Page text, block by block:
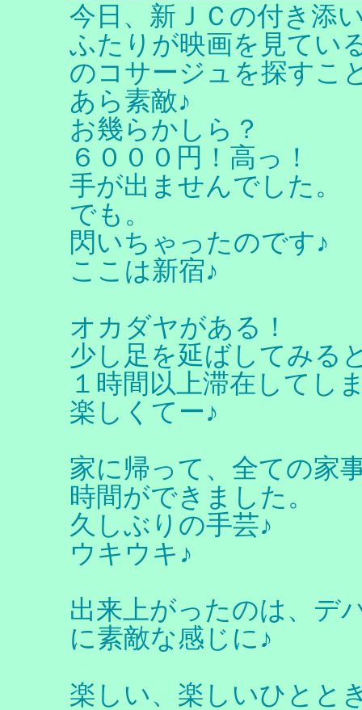
今日、新ＪＣの付き添
ふたりが映画を見てい
のコサージュを探すこ
あら素敵♪
お幾らかしら？
６０００円！高っ！
手が出ませんでした。
でも。
閃いちゃったのです♪
ここは新宿♪
オカダヤがある！
少し足を延ばしてみる
１時間以上滞在してし
楽しくてー♪
家に帰って、全ての家
時間ができました。
久しぶりの手芸♪
ウキウキ♪
出来上がったのは、デ
に素敵な感じに♪
楽しい、楽しいひとと